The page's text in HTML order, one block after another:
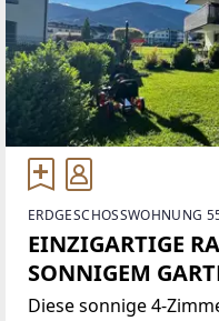
ERDGESCHOSSWOHNUNG
EINZIGARTIGE
SONNIGEM
Diese sonnige 4-